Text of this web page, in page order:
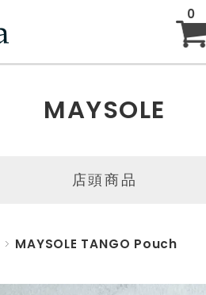
0
ABOUT
BLOG
MAYSOLE
店頭商品
MAYSOLE TANGO Pouch